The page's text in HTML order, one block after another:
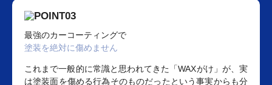
最強のカーコーティングで
塗装を絶対に傷めません
これまで一般的に常識と思われてきた「WAXがけ」が、実
は塗装面を傷める行為そのものだったという事実からも分